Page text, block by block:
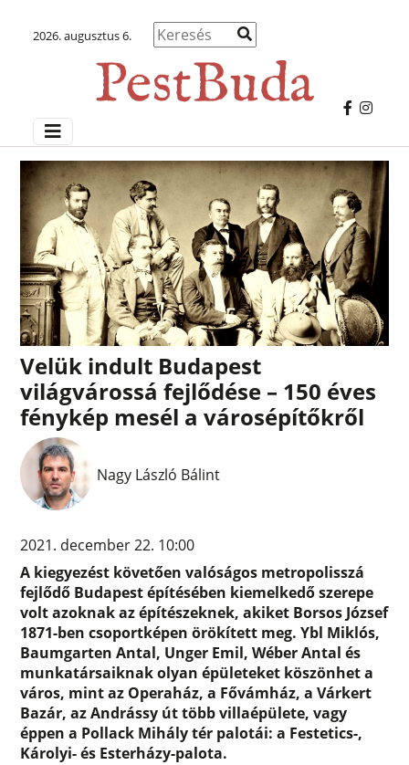
2026. augusztus 6.
Velük indult Budapest
világvárossá fejlődése – 150 éves
fénykép mesél a városépítőkről
Nagy László Bálint
2021. december 22. 10:00
A kiegyezést követően valóságos metropolisszá
fejlődő Budapest építésében kiemelkedő szerepe
volt azoknak az építészeknek, akiket Borsos József
1871-ben csoportképen örökített meg. Ybl Miklós,
Baumgarten Antal, Unger Emil, Wéber Antal és
munkatársaiknak olyan épületeket köszönhet a
város, mint az Operaház, a Fővámház, a Várkert
Bazár, az Andrássy út több villaépülete, vagy
éppen a Pollack Mihály tér palotái: a Festetics-,
Károlyi- és Esterházy-palota.